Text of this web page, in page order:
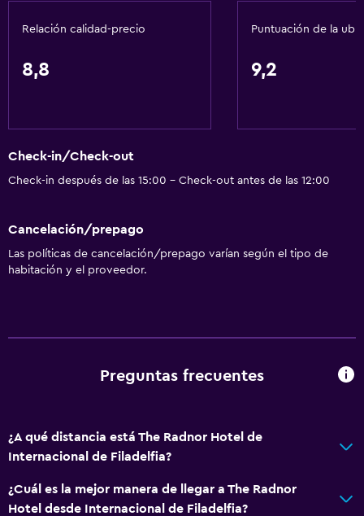
Relación calidad-precio
8,8
Puntuación de la
9,2
Check-in/Check-out
Check-in después de las 15:00 - Check-out antes de las 12:00
Cancelación/prepago
Las políticas de cancelación/prepago varían según el tipo de
habitación y el proveedor.
Preguntas frecuentes
¿A qué distancia está The Radnor Hotel de
Internacional de Filadelfia?
¿Cuál es la mejor manera de llegar a The Radnor
Hotel desde Internacional de Filadelfia?